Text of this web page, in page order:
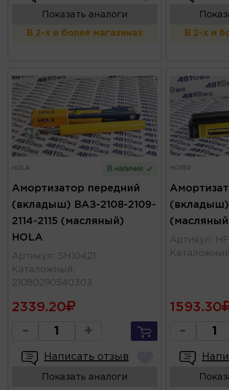
Показать аналоги
В 2-х и более магазинах В 2-х и
HOLA В наличии
Амортизатор передний
(вкладыш) ВАЗ-2108-2109-
2114-2115 (масляный)
HOLA
Артикул : SH10421
Каталожный :
21080290540303
2339.20
- +
Написать отзыв
Показать аналоги
HOFER
(вкладыш)
Артикул :
1593.30
-